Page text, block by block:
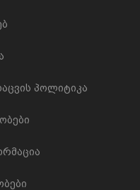
პოლიტიკა